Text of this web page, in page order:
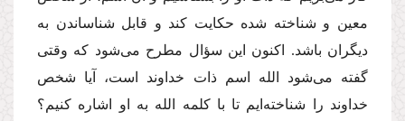
معین و شناخته شده حكایت كند و قابل شناساندن به
دیگران باشد. اكنون این سؤال مطرح مى‌شود كه وقتى
گفته مى‌شود الله اسم ذات خداوند است، آیا شخص
خداوند را شناخته‌ایم تا با كلمه الله به او اشاره كنیم؟